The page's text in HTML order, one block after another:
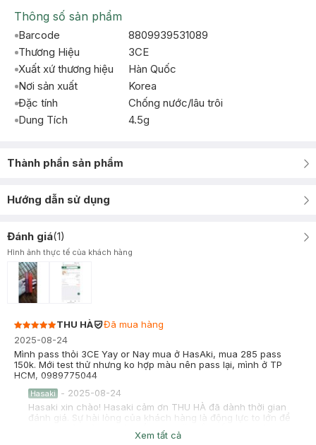
Thông số sản phẩm
Barcode
8809939531089
Thương Hiệu
3CE
Xuất xứ thương hiệu
Hàn Quốc
Nơi sản xuất
Korea
Đặc tính
Chống nước/lâu trôi
Dung Tích
4.5g
Thành phần sản phẩm
Hướng dẫn sử dụng
Đánh giá(1)
Hình ảnh thực tế của khách hàng
THU HÀ
Đã mua hàng
2025-08-24
Mình pass thỏi 3CE Yay or Nay mua ở HasAki, mua 285 pass
150k. Mới test thử nhưng ko hợp màu nên pass lại, mình ở TP
HCM, 0989775044
Hasaki - 2025-08-24
Hasaki xin chào! Hasaki cảm ơn THU HÀ đã dành thời gian
đánh giá. Sự hài lòng của khách hàng là động lực to lớn để
Hasaki ngày càng phát triển hơn nữa về chất lượng dịch vụ.
Cảm ơn bạn đã tin tưởng và mua sắm tại Hasaki!
Xem tất cả